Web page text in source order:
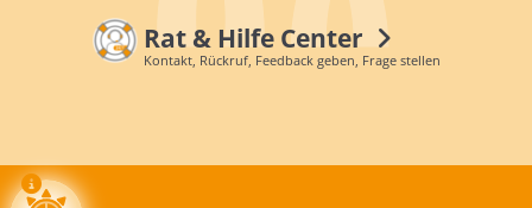
Rat & Hilfe Center
Kontakt, Rückruf, Feedback geben, Frage stellen